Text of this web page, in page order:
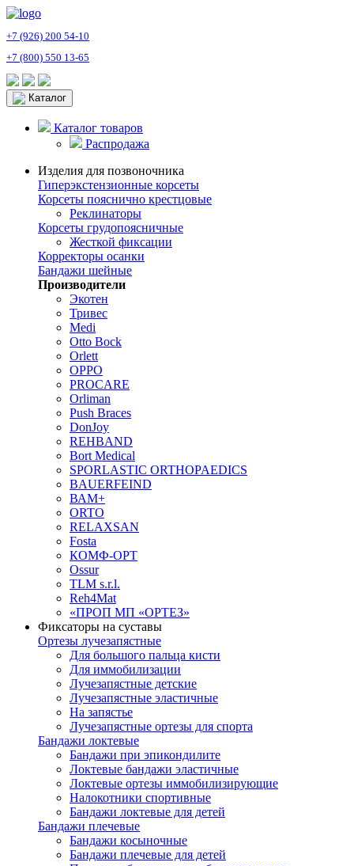
+7 (926) 200 54-10
+7 (800) 550 13-65
Каталог
Каталог товаров
Распродажа
Изделия для позвоночника
Гиперэкстензионные корсеты
Корсеты пояснично крестцовые
Реклинаторы
Корсеты грудопоясничные
Жесткой фиксации
Корректоры осанки
Бандажи шейные
Производители
Экотен
Тривес
Medi
Otto Bock
Orlett
OPPO
PROCARE
Orliman
Push Braces
DonJoy
REHBAND
Bort Medical
SPORLASTIC ORTHOPAEDICS
BAUERFEIND
ВАМ+
ORTO
RELAXSAN
Fosta
КОМФ-ОРТ
Ossur
TLM s.r.l.
Reh4Mat
«ПРОП МП «ОРТЕЗ»
Фиксаторы на суставы
Ортезы лучезапястные
Для большого пальца кисти
Для иммобилизации
Лучезапястные детские
Лучезапястные эластичные
На запястье
Лучезапястные ортезы для спорта
Бандажи локтевые
Бандажи при эпикондилите
Локтевые бандажи эластичные
Локтевые ортезы иммобилизирующие
Налокотники спортивные
Бандажи локтевые для детей
Бандажи плечевые
Бандажи косыночные
Бандажи плечевые для детей